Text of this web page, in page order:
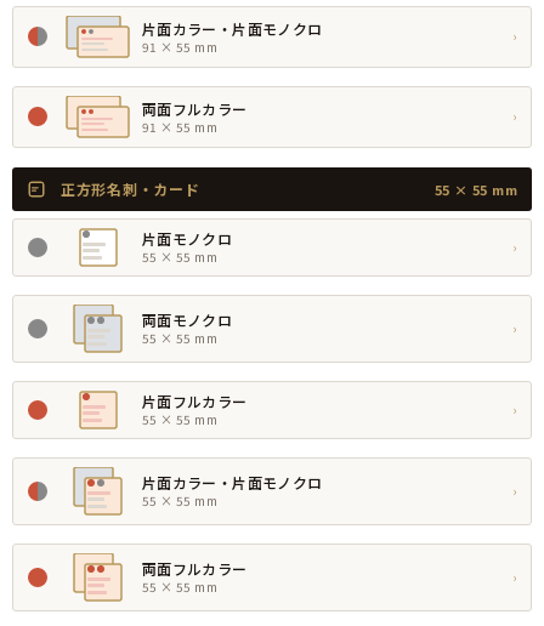
片面カラー・片面モノクロ
91 × 55 mm
›
両面フルカラー
91 × 55 mm
›
正方形名刺・カード 55 × 55 mm
片面モノクロ
55 × 55 mm
›
両面モノクロ
55 × 55 mm
›
片面フルカラー
55 × 55 mm
›
片面カラー・片面モノクロ
55 × 55 mm
›
両面フルカラー
55 × 55 mm
›